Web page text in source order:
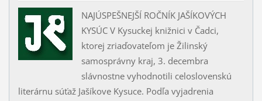
NAJÚSPEŠNEJŠÍ ROČNÍK JAŠÍKOVÝCH
KYSÚC V Kysuckej knižnici v Čadci,
ktorej zriaďovateľom je Žilinský
samosprávny kraj, 3. decembra
slávnostne vyhodnotili celoslovenskú
literárnu súťaž Jašíkove Kysuce. Podľa vyjadrenia